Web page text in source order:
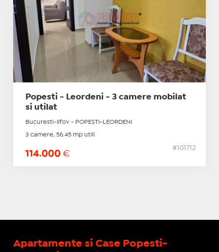
Popesti - Leordeni - 3 camere mobilat
si utilat
Bucuresti-Ilfov - POPESTI-LEORDENI
3 camere, 56.45 mp utili
114.000 €
#101712
Apartamente si Case Popesti-